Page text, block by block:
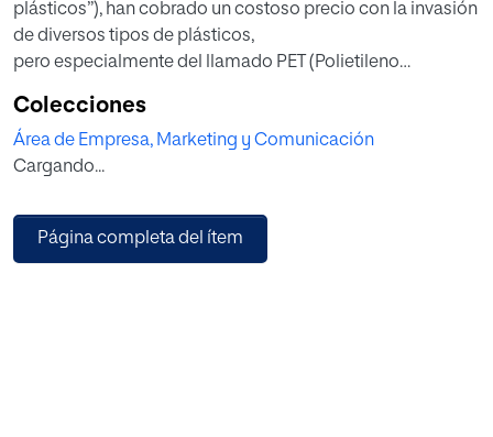
plásticos”), han cobrado un costoso precio con la invasión
de diversos tipos de plásticos,
pero especialmente del llamado PET (Polietileno
refrescos y agua embotellada. En contexto de la llamada
Logística Inversa, se propone un
camino empresarial que responde, en forma productiva y
la invasión de PET en Colombia, especialmente en la
ciudad de Bogotá. A partir de la
Colecciones
Área de Empresa, Marketing y Comunicación
Cargando...
Página completa del ítem